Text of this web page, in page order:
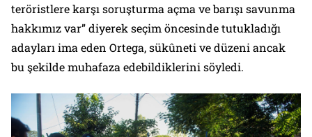
teröristlere karşı soruşturma açma ve barışı savunma
hakkımız var” diyerek seçim öncesinde tutukladığı
adayları ima eden Ortega, sükûneti ve düzeni ancak
bu şekilde muhafaza edebildiklerini söyledi.